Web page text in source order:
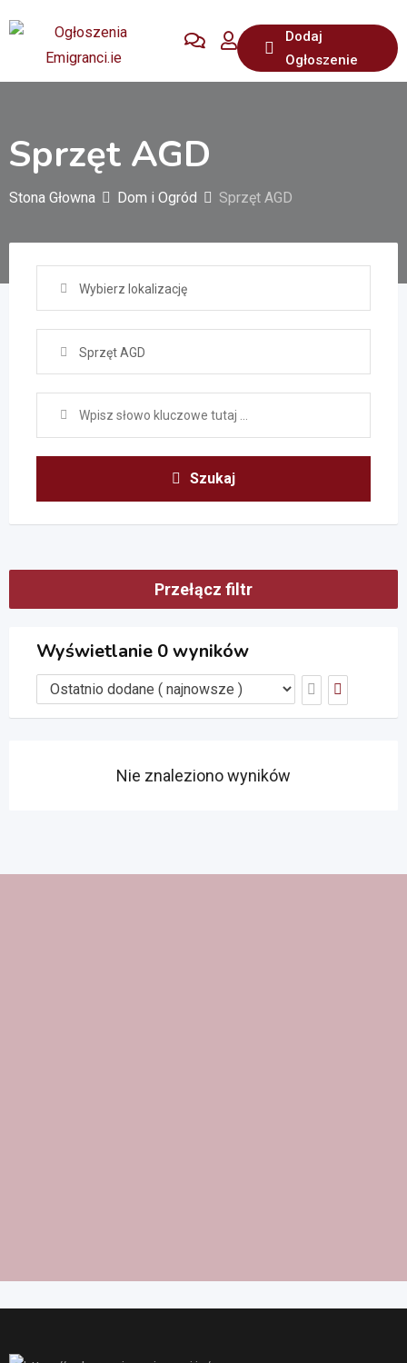
do
Dodaj
Ogłoszenie
Sprzęt AGD
Stona Głowna Dom i Ogród Sprzęt AGD
Wybierz lokalizację
Sprzęt AGD
Szukaj
Przełącz filtr
Wyświetlanie 0 wyników
Nie znaleziono wyników